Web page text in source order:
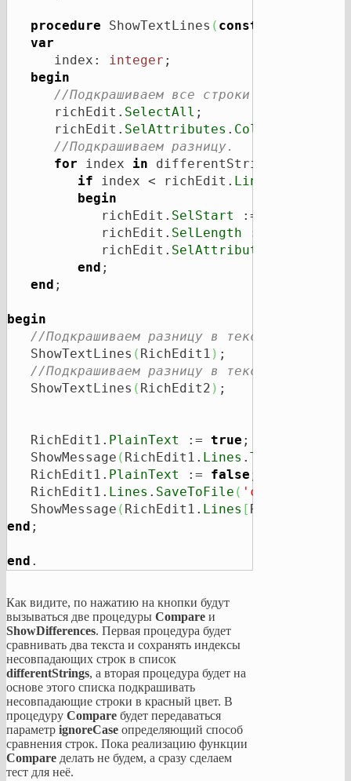
procedure ShowTextLines ( const
var
      index:
integer ;
begin
//Подкрашиваем все строки в чёрный
      richEdit.
SelectAll ;
      richEdit.
SelAttributes . Color
//Подкрашиваем разницу.
for index in differentStrings
if index < richEdit. Lines
begin
            richEdit.
SelStart
:= GetSelStart
            richEdit.
SelLength :=
            richEdit.
SelAttributes
end ;
end ;
begin
//Подкрашиваем разницу в текстовом поле
   ShowTextLines
( RichEdit1 ) ;
//Подкрашиваем разницу в текстовом поле
   ShowTextLines
( RichEdit2 ) ;
   RichEdit1.
PlainText := true ;
   ShowMessage
( RichEdit1. Lines . Text
   RichEdit1.
PlainText := false ;
   RichEdit1.
Lines . SaveToFile (
   ShowMessage
( RichEdit1. Lines [ RichEdit1.
end ;
end .
Как видите, по нажатию на кнопки будут
вызываться две процедуры Compare и
ShowDifferences. Первая процедура будет
сравнивать два текста и сохранять индексы
несовпадающих строк в список
differentStrings, а вторая процедура будет на
основе этого списка подкрашивать
несовпадающие строки в красный цвет. В
процедуру Compare будет передаваться
параметр ignoreCase определяющий способ
сравнения строк. Пока реализацию функции
Compare делать не будем, а сразу сделаем
тест для неё.